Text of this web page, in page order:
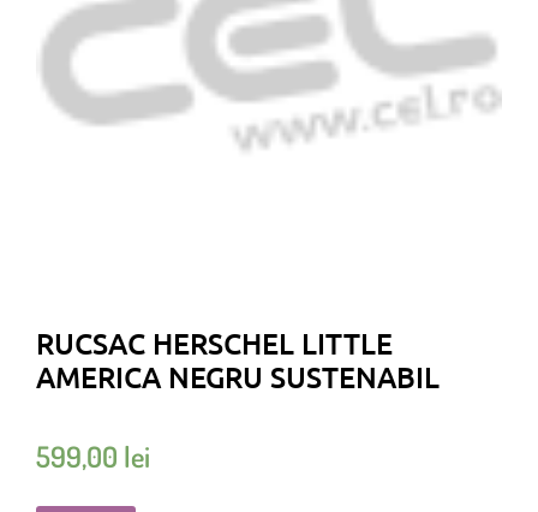
RUCSAC HERSCHEL LITTLE
AMERICA NEGRU SUSTENABIL
599,00 lei